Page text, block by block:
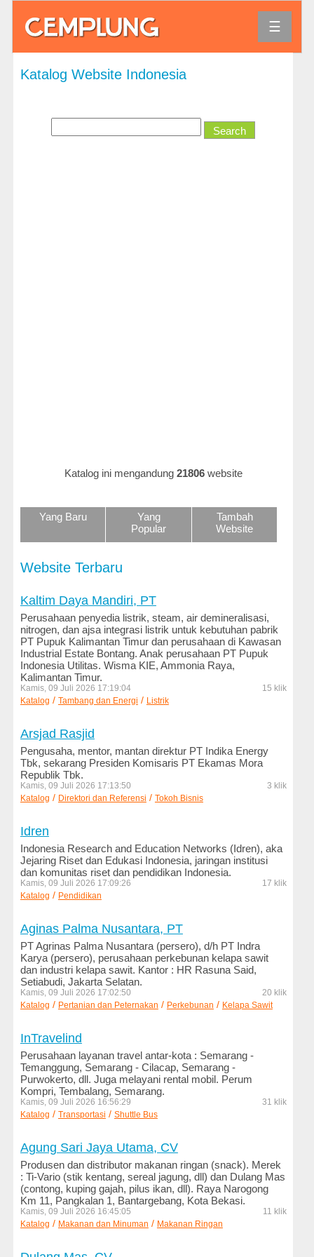
Agama
Keuangan
dan
Keluarga
Hidup
dan
Kencan
Kesehatan
dan
Kecantikan
Komputer
Internet
Konstruksi
dan
Engineering
Mesin
LSM
dan
Ornop
Makanan
dan
Minuman
Media
dan
Penerbitan
Media
Online
Militer
dan
Sekuriti
dan
Motor
Mode
dan
Busana
☰
Katalog Website Indonesia
Katalog ini mengandung 21806website
Yang Baru
Yang
Popular
Tambah
Website
Website Terbaru
Kaltim Daya Mandiri, PT
Perusahaan penyedia listrik, steam, air demineralisasi,
nitrogen, dan ajsa integrasi listrik untuk kebutuhan pabrik
PT Pupuk Kalimantan Timur dan perusahaan di Kawasan
Industrial Estate Bontang. Anak perusahaan PT Pupuk
Indonesia Utilitas. Wisma KIE, Ammonia Raya,
Kalimantan Timur.
Kamis, 09 Juli 2026 17:19:04
15 klik
Katalog / Tambang dan Energi / Listrik
Arsjad Rasjid
Pengusaha, mentor, mantan direktur PT Indika Energy
Tbk, sekarang Presiden Komisaris PT Ekamas Mora
Republik Tbk.
Kamis, 09 Juli 2026 17:13:50
3 klik
Katalog / Direktori dan Referensi / Tokoh Bisnis
Idren
Indonesia Research and Education Networks (Idren), aka
Jejaring Riset dan Edukasi Indonesia, jaringan institusi
dan komunitas riset dan pendidikan Indonesia.
Kamis, 09 Juli 2026 17:09:26
17 klik
Katalog / Pendidikan
Aginas Palma Nusantara, PT
PT Agrinas Palma Nusantara (persero), d/h PT Indra
Karya (persero), perusahaan perkebunan kelapa sawit
dan industri kelapa sawit. Kantor : HR Rasuna Said,
Setiabudi, Jakarta Selatan.
Kamis, 09 Juli 2026 17:02:50
20 klik
Katalog / Pertanian dan Peternakan / Perkebunan / Kelapa Sawit
InTravelind
Perusahaan layanan travel antar-kota : Semarang -
Temanggung, Semarang - Cilacap, Semarang -
Purwokerto, dll. Juga melayani rental mobil. Perum
Kompri, Tembalang, Semarang.
Kamis, 09 Juli 2026 16:56:29
31 klik
Katalog / Transportasi / Shuttle Bus
Agung Sari Jaya Utama, CV
Produsen dan distributor makanan ringan (snack). Merek
: Ti-Vario (stik kentang, sereal jagung, dll) dan Dulang Mas
(contong, kuping gajah, pilus ikan, dll). Raya Narogong
Km 11, Pangkalan 1, Bantargebang, Kota Bekasi.
Kamis, 09 Juli 2026 16:45:05
11 klik
Katalog / Makanan dan Minuman / Makanan Ringan